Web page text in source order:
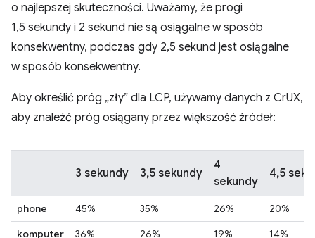
o najlepszej skuteczności. Uważamy, że progi
1,5 sekundy i 2 sekund nie są osiągalne w sposób
konsekwentny, podczas gdy 2,5 sekund jest osiągalne
w sposób konsekwentny.
Aby określić próg „zły” dla LCP, używamy danych z CrUX,
aby znaleźć próg osiągany przez większość źródeł:
3 sekundy 3,5 sekundy
4
sekundy
4,5
phone 45% 35% 26%
20%
komputer
36% 26% 19% 14%